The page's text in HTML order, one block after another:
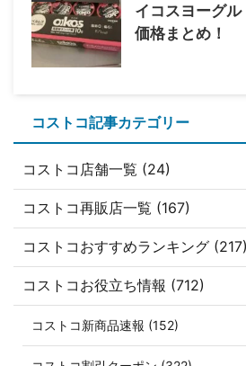
イコスヨーグ
価格まとめ！
コストコ記事カテゴリー
コストコ店舗一覧 (24)
コストコ再販店一覧 (167)
コストコおすすめランキング (217)
コストコお役立ち情報 (712)
コストコ新商品速報 (152)